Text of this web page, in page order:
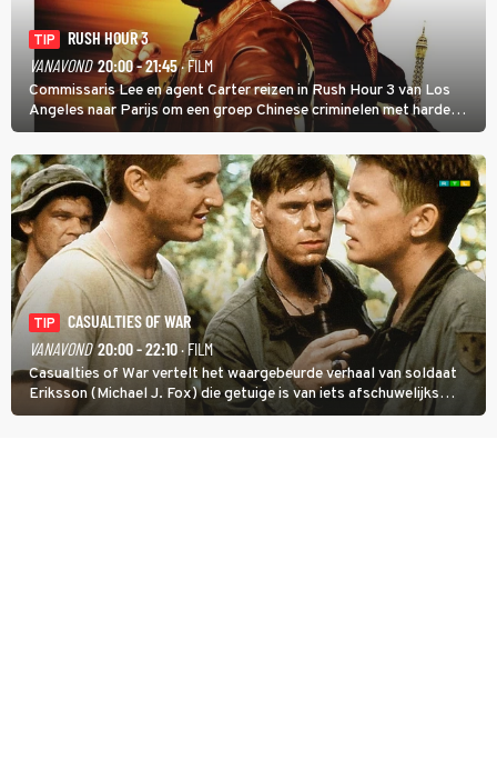
TIP
RUSH HOUR 3
VANAVOND 20:00 - 21:45· FILM
Commissaris Lee en agent Carter reizen in Rush Hour 3 van Los
Angeles naar Parijs om een groep Chinese criminelen met harde
hand aan te pakken.
TIP
CASUALTIES OF WAR
VANAVOND 20:00 - 22:10· FILM
Casualties of War vertelt het waargebeurde verhaal van soldaat
Eriksson (Michael J. Fox) die getuige is van iets afschuwelijks
tijdens de Vietnamoorlog. Hij besluit uit de school te klappen.